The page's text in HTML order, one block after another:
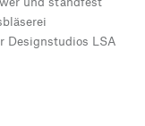
Designstudios LSA